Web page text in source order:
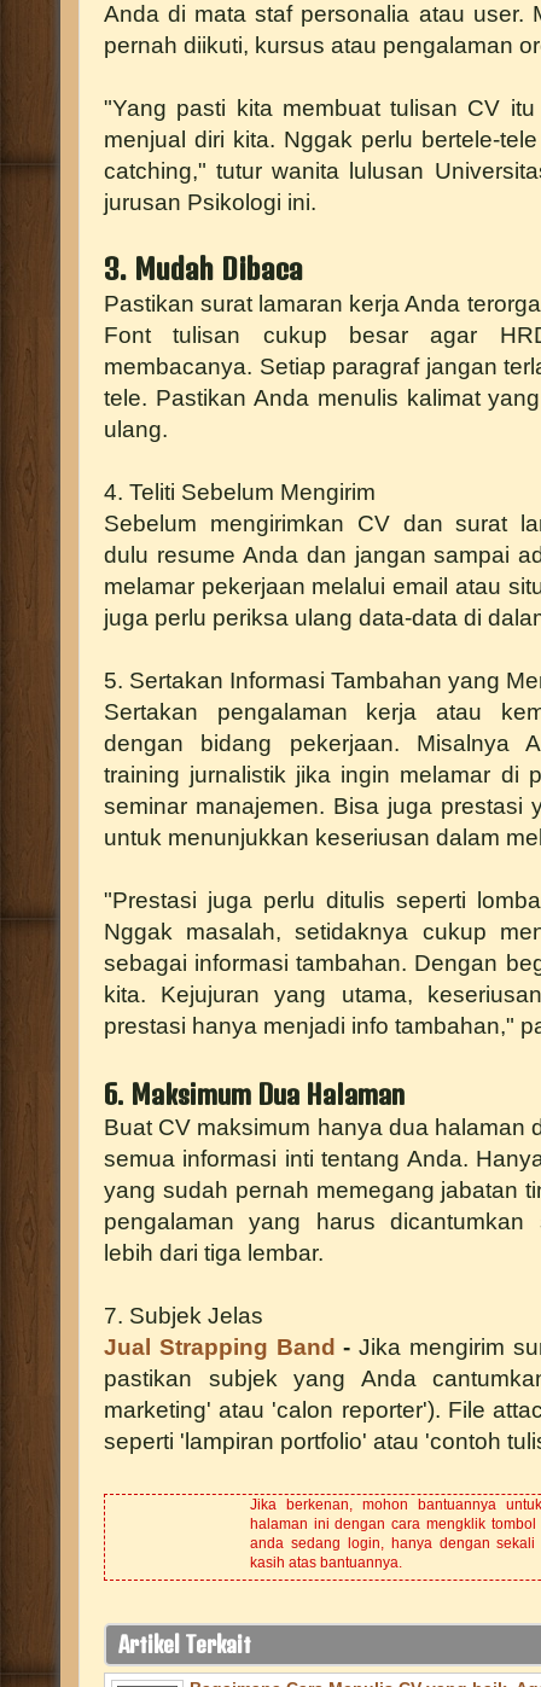
Anda di mata staf personalia atau user.
pernah diikuti, kursus atau pengalaman
"Yang pasti kita membuat tulisan CV
menjual diri kita. Nggak perlu bertele-
catching," tutur wanita lulusan
jurusan Psikologi ini.
3. Mudah Dibaca
Pastikan surat lamaran kerja Anda
Font tulisan cukup besar agar
membacanya. Setiap paragraf jangan
tele. Pastikan Anda menulis kalimat
ulang.
4. Teliti Sebelum Mengirim
Sebelum mengirimkan CV dan surat
dulu resume Anda dan jangan sampai
melamar pekerjaan melalui email atau
juga perlu periksa ulang data-data di
5. Sertakan Informasi Tambahan yang
Sertakan pengalaman kerja atau
dengan bidang pekerjaan. Misalnya
training jurnalistik jika ingin melamar di
seminar manajemen. Bisa juga prestasi
untuk menunjukkan keseriusan dalam
"Prestasi juga perlu ditulis seperti
Nggak masalah, setidaknya cukup
sebagai informasi tambahan. Dengan
kita. Kejujuran yang utama,
prestasi hanya menjadi info tambahan,"
6. Maksimum Dua Halaman
Buat CV maksimum hanya dua halaman
semua informasi inti tentang Anda.
yang sudah pernah memegang jabatan
pengalaman yang harus
lebih dari tiga lembar.
7. Subjek Jelas
Jual Strapping Band -Jika mengirim
pastikan subjek yang Anda
marketing' atau 'calon reporter'). File
seperti 'lampiran portfolio' atau 'contoh
Jika berkenan, mohon bantuannya
halaman ini dengan cara mengklik
anda sedang login, hanya dengan
kasih atas bantuannya.
Artikel Terkait